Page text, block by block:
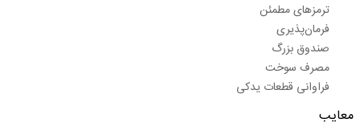
ترمزهای مطمئن
فرمان‌پذیری
صندوق بزرگ
مصرف سوخت
فراوانی قطعات یدکی
معایب